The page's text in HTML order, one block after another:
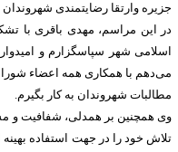
جزیره وارتقا رضایتمندی شهروندان
در این مراسم، مهدی باقری با
اسلامی شهر سپاسگزارم و
می‌دهم با همکاری همه اعضاء
مطالبات شهروندان به کار بگیرم.
وی همچنین بر همدلی، شفافیت و
تلاش خود را در جهت استفاده